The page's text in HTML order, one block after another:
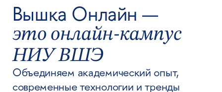
теми, кто формирует будущее рынка
труда